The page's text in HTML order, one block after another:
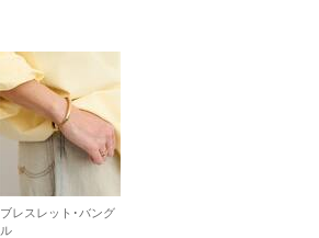
ブレスレット･バング
ル